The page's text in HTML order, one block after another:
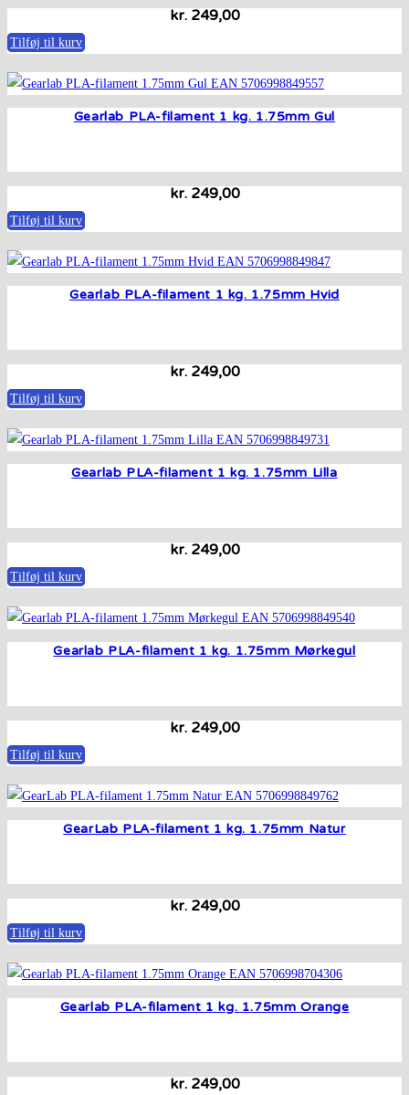
kr.249,00
Tilføj til kurv
Gearlab PLA-filament 1 kg. 1.75mm Gul
kr.249,00
Tilføj til kurv
Gearlab PLA-filament 1 kg. 1.75mm Hvid
kr.249,00
Tilføj til kurv
Gearlab PLA-filament 1 kg. 1.75mm Lilla
kr.249,00
Tilføj til kurv
Gearlab PLA-filament 1 kg. 1.75mm Mørkegul
kr.249,00
Tilføj til kurv
GearLab PLA-filament 1 kg. 1.75mm Natur
kr.249,00
Tilføj til kurv
Gearlab PLA-filament 1 kg. 1.75mm Orange
kr.249,00